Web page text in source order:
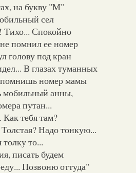
на букву "М"
сел
Тихо... Спокойно
помнил ее номер
голову под кран
В глазах туманных
помнишь номер мамы
мобильный анны,
путан...
тебя там?
Надо тонкую...
то...
писать будем
Позвоню оттуда"